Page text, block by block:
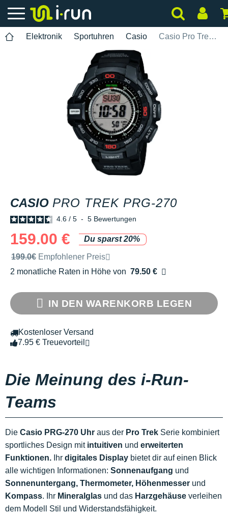
Elektronik Sportuhren Casio Casio Pro Trek PRG-270
CASIO PRO TREK PRG-270
4.6 / 5 - 5 Bewertungen
159.00 €
Du sparst 20%
Unverbindliche Preisempfehlung der Marke
199.0€ Empfohlener Preis
2 monatliche Raten in Höhe von 79.50 €
Ohne Zusatzkosten
IN DEN WARENKORB LEGEN
Kostenloser Versand
7.95 € Treuevorteil
Die Meinung des i-Run-
Teams
Die Casio PRG-270 Uhr aus der Pro Trek Serie kombiniert
sportliches Design mit intuitiven und erweiterten
Funktionen. Ihr digitales Display bietet dir auf einen Blick
alle wichtigen Informationen: Sonnenaufgang und
Sonnenuntergang, Thermometer, Höhenmesser und
Kompass. Ihr Mineralglas und das Harzgehäuse verleihen
dem Modell Stil und Widerstandsfähigkeit.